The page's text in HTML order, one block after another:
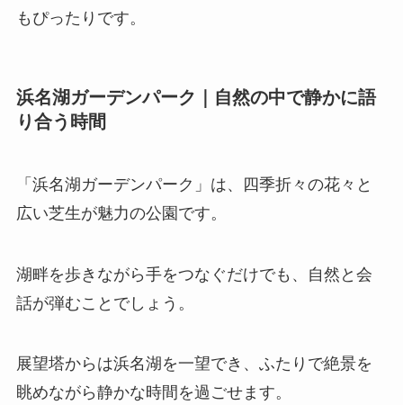
もぴったりです。
浜名湖ガーデンパーク｜自然の中で静かに語
り合う時間
「浜名湖ガーデンパーク」は、四季折々の花々と
広い芝生が魅力の公園です。
湖畔を歩きながら手をつなぐだけでも、自然と会
話が弾むことでしょう。
展望塔からは浜名湖を一望でき、ふたりで絶景を
眺めながら静かな時間を過ごせます。